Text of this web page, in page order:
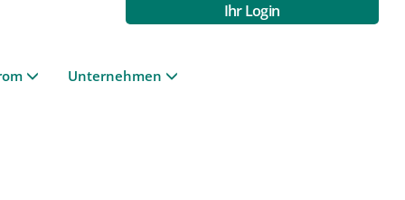
Ihr Login
Unternehmen